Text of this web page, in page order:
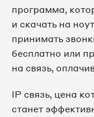
программа,
и скачать на
принимать
бесплатно или
на связь,
IP связь, цена
станет